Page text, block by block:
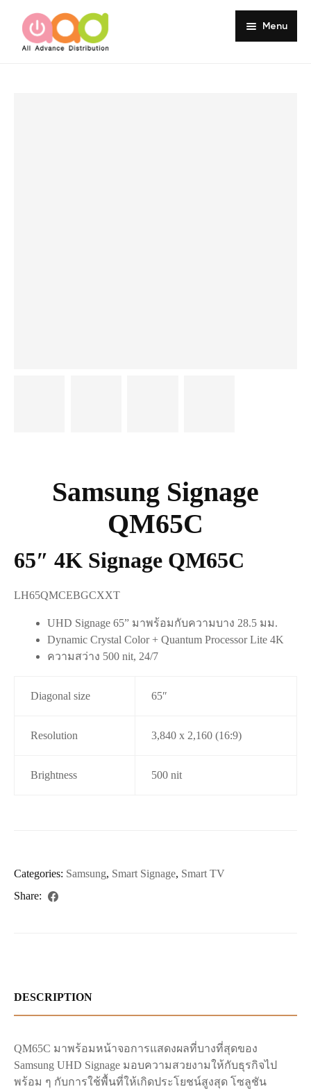
Menu
Samsung Signage
QM65C
65″ 4K Signage QM65C
LH65QMCEBGCXXT
UHD Signage 65” มาพร้อมกับความบาง 28.5 มม.
Dynamic Crystal Color + Quantum Processor Lite 4K
ความสว่าง 500 nit, 24/7
Diagonal size 65″
Resolution 3,840 x 2,160 (16:9)
Brightness 500 nit
Categories: Samsung, Smart Signage, Smart TV
Share:
DESCRIPTION
QM65C มาพร้อมหน้าจอการแสดงผลที่บางที่สุดของ
Samsung UHD Signage มอบความสวยงามให้กับธุรกิจไป
พร้อม ๆ กับการใช้พื้นที่ให้เกิดประโยชน์สูงสุด โซลูชัน